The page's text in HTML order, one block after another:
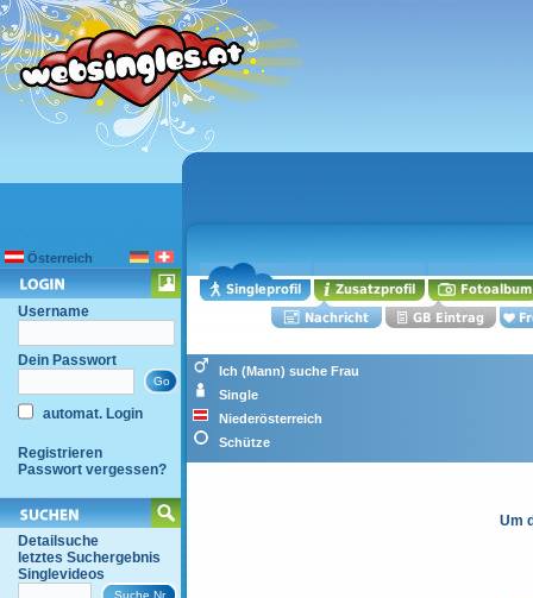
Österreich
Username
Dein Passwort
automat. Login
Registrieren
Passwort vergessen?
Detailsuche
letztes Suchergebnis
Singlevideos
Ich (Mann) suche Frau
Single
Niederösterreich
Schütze
Um